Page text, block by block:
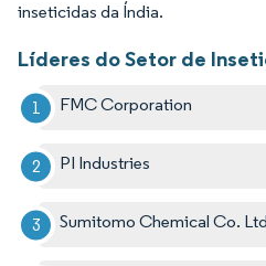
inseticidas da Índia.
Líderes do Setor de
FMC Corporation
PI Industries
Sumitomo Chemical Co. Ltd